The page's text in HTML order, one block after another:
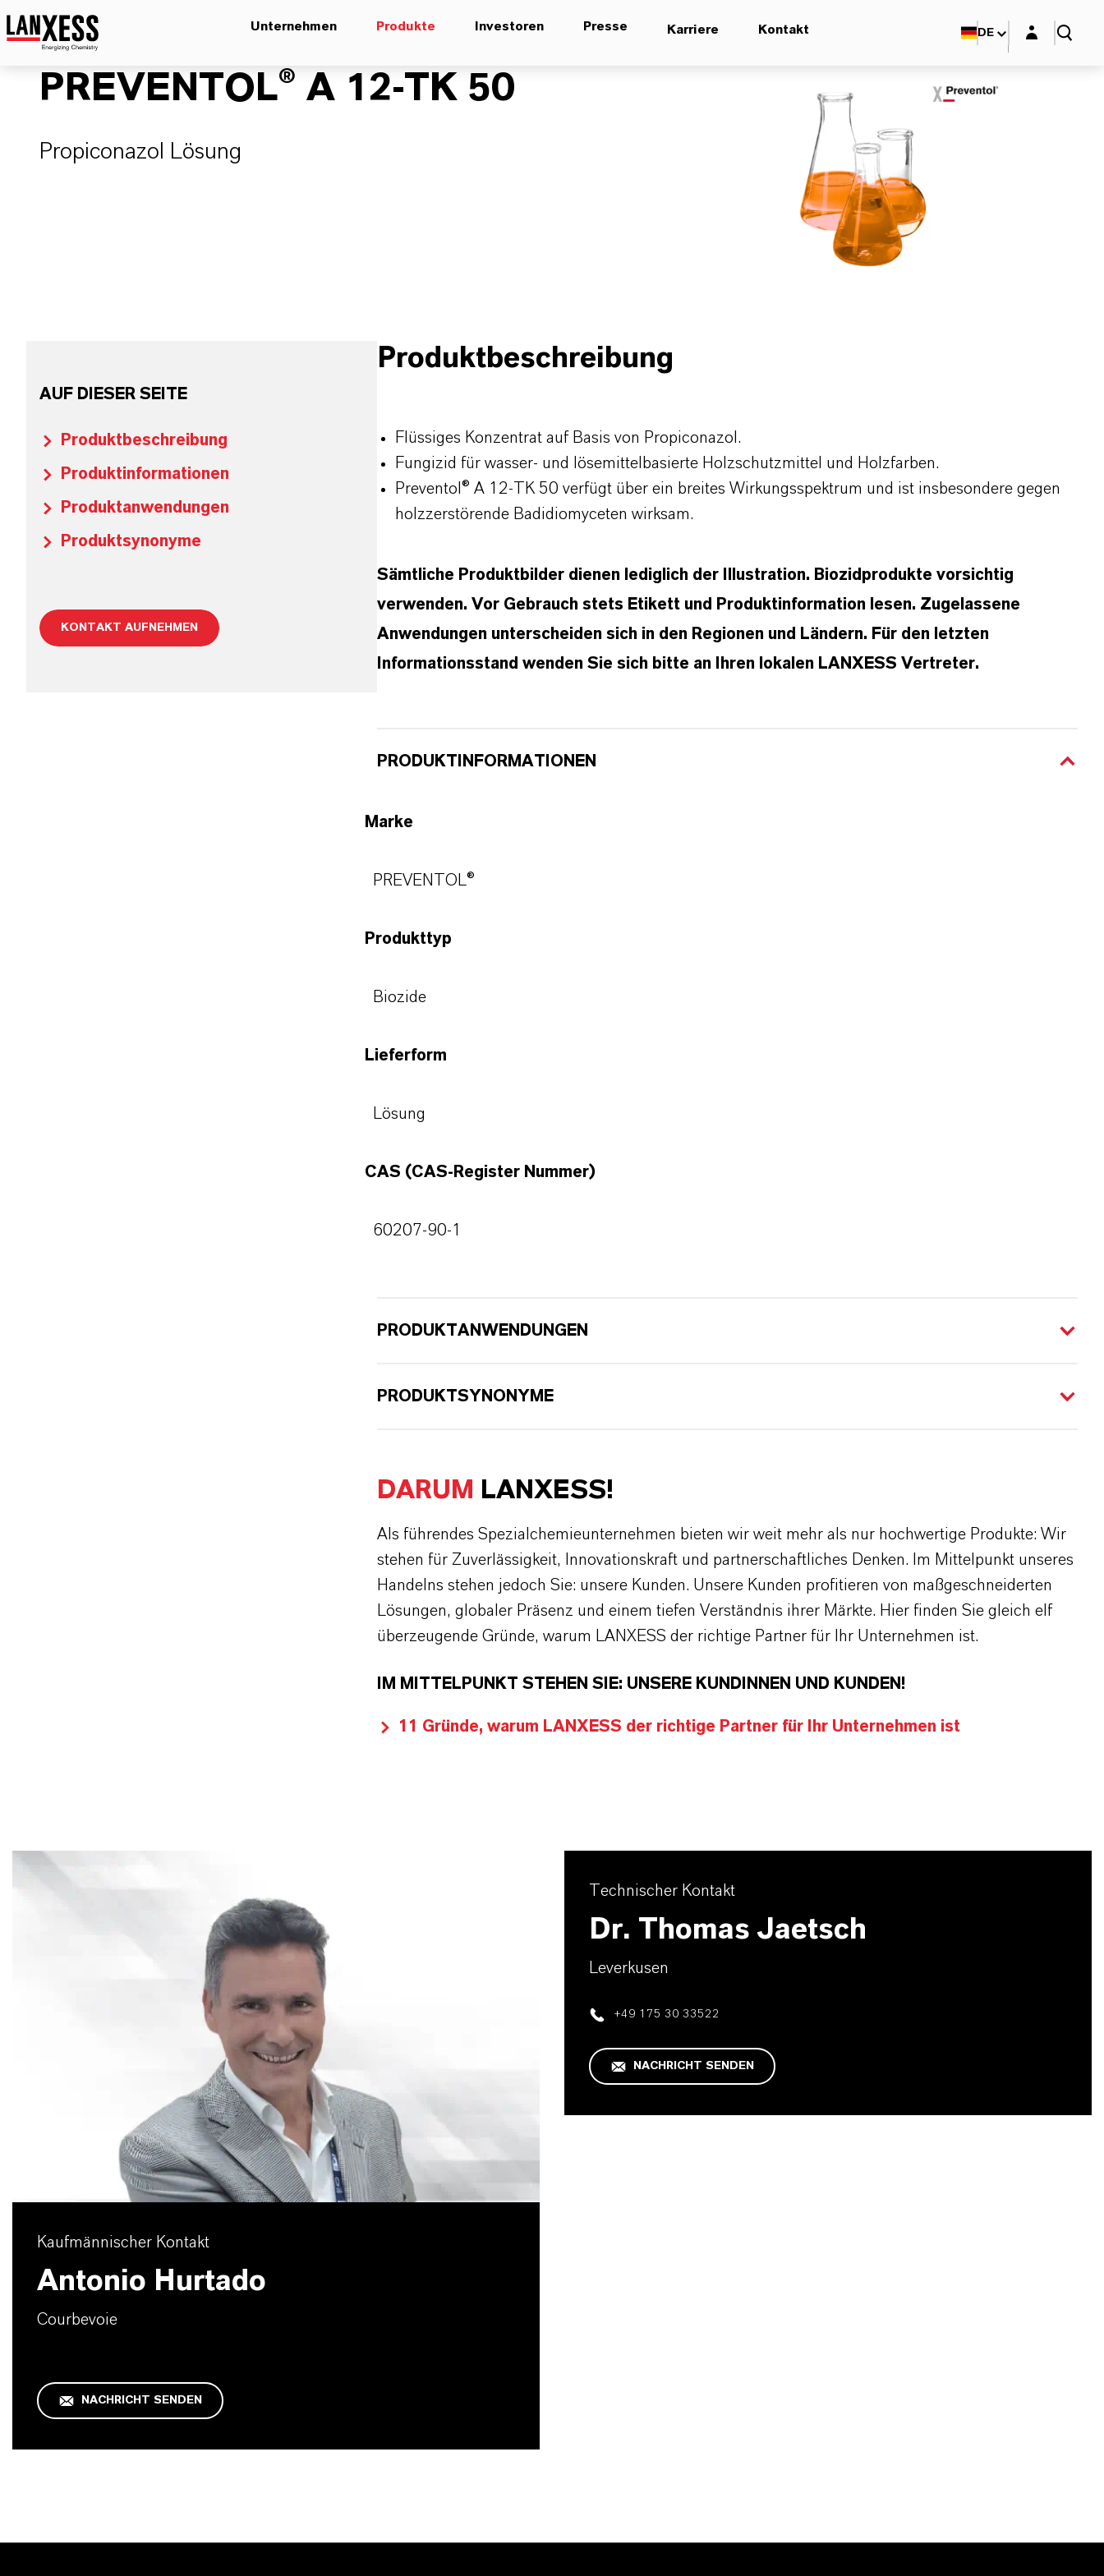
Unternehmen Produkte Investoren Presse Karriere Kontakt DE Login-Maske
PREVENTOL® A 12-TK 50
Propiconazol Lösung
AUF DIESER SEITE
Produktbeschreibung
Produktinformationen
Produktanwendungen
Produktsynonyme
KONTAKT AUFNEHMEN
Produktbeschreibung
Flüssiges Konzentrat auf Basis von Propiconazol.
Fungizid für wasser- und lösemittelbasierte Holzschutzmittel und Holzfarben.
Preventol® A 12-TK 50 verfügt über ein breites Wirkungsspektrum und ist insbesondere gegen
holzzerstörende Badidiomyceten wirksam.
Sämtliche Produktbilder dienen lediglich der Illustration. Biozidprodukte vorsichtig
verwenden. Vor Gebrauch stets Etikett und Produktinformation lesen. Zugelassene
Anwendungen unterscheiden sich in den Regionen und Ländern. Für den letzten
Informationsstand wenden Sie sich bitte an Ihren lokalen LANXESS Vertreter.
PRODUKTINFORMATIONEN
Marke
PREVENTOL®
Produkttyp
Biozide
Lieferform
Lösung
CAS (CAS-Register Nummer)
60207-90-1
PRODUKTANWENDUNGEN
PRODUKTSYNONYME
DARUM LANXESS!
Als führendes Spezialchemieunternehmen bieten wir weit mehr als nur hochwertige Produkte: Wir
stehen für Zuverlässigkeit, Innovationskraft und partnerschaftliches Denken. Im Mittelpunkt unseres
Handelns stehen jedoch Sie: unsere Kunden. Unsere Kunden profitieren von maßgeschneiderten
Lösungen, globaler Präsenz und einem tiefen Verständnis ihrer Märkte. Hier finden Sie gleich elf
überzeugende Gründe, warum LANXESS der richtige Partner für Ihr Unternehmen ist.
IM MITTELPUNKT STEHEN SIE: UNSERE KUNDINNEN UND KUNDEN!
11 Gründe, warum LANXESS der richtige Partner für Ihr Unternehmen ist
Kaufmännischer Kontakt
Antonio Hurtado
Courbevoie
NACHRICHT SENDEN
Technischer Kontakt
Dr. Thomas Jaetsch
Leverkusen
+49 175 30 33522
NACHRICHT SENDEN